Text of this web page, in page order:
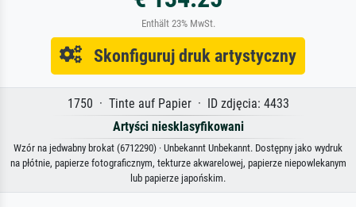
Enthält 23% MwSt.
Skonfiguruj druk artystyczny
1750 · Tinte auf Papier · ID zdjęcia: 4433
Artyści niesklasyfikowani
Wzór na jedwabny brokat (6712290) · Unbekannt Unbekannt. Dostępny jako wydruk
na płótnie, papierze fotograficznym, tekturze akwarelowej, papierze niepowlekanym
lub papierze japońskim.